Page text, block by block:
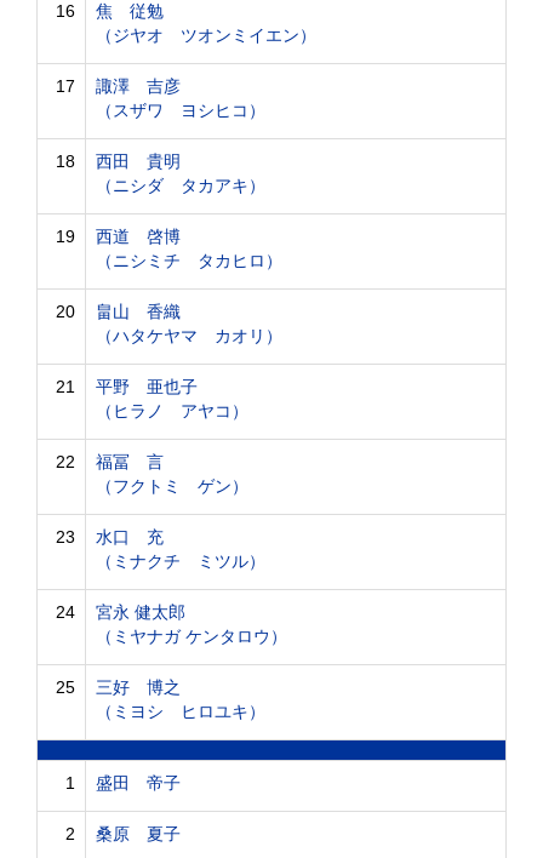
16
焦 従勉
（ジヤオ ツオンミイエン）
17
諏澤 吉彦
（スザワ ヨシヒコ）
18
西田 貴明
（ニシダ タカアキ）
19
西道 啓博
（ニシミチ タカヒロ）
20
畠山 香織
（ハタケヤマ カオリ）
21
平野 亜也子
（ヒラノ アヤコ）
22
福冨 言
（フクトミ ゲン）
23
水口 充
（ミナクチ ミツル）
24
宮永 健太郎
（ミヤナガ ケンタロウ）
25
三好 博之
（ミヨシ ヒロユキ）
1 盛田 帝子
2 桑原 夏子